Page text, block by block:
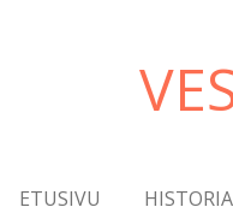
ETUSIVU HISTORIA